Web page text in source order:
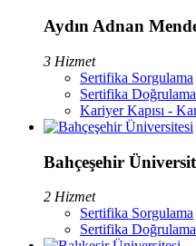
Aydın Adnan
3 Hizmet
Sertifika Sorgulama
Sertifika Doğrulama
Kariyer Kapısı -
Bahçeşehir
2 Hizmet
Sertifika Sorgulama
Sertifika Doğrulama